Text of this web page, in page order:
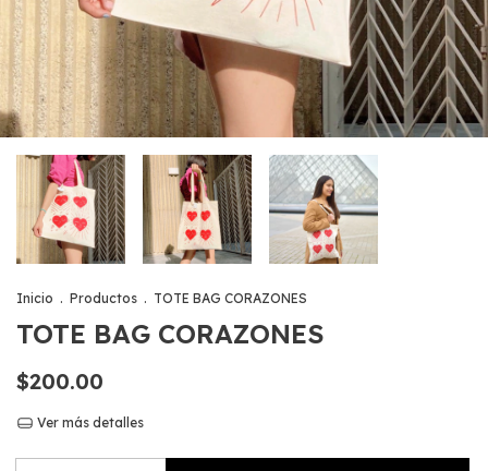
Inicio . Productos . TOTE BAG CORAZONES
TOTE BAG CORAZONES
$200.00
Ver más detalles